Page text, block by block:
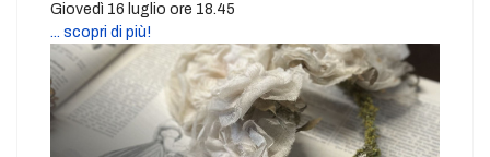
Giovedì 16 luglio ore 18.45
... scopri di più!